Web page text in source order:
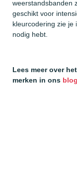
weerstandsbanden
geschikt voor
kleurcodering zie je
nodig hebt.
Lees meer over
merken in ons